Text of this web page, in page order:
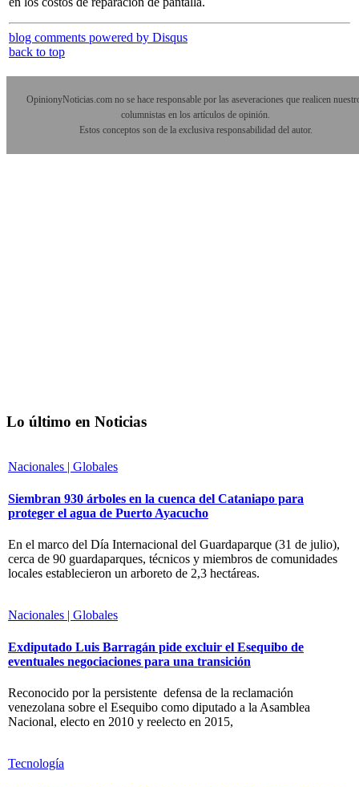
blog comments powered by Disqus
back to top
OpinionyNoticias.com no se hace responsable por las aseveraciones que realicen
columnistas en los artículos de opinión.
Estos conceptos son de la exclusiva responsabilidad del autor.
Lo último en Noticias
Nacionales | Globales
Siembran 930 árboles en la cuenca del Cataniapo para
proteger el agua de Puerto Ayacucho
En el marco del Día Internacional del Guardaparque (31 de julio),
cerca de 90 guardaparques, técnicos y miembros de comunidades
locales establecieron un arboreto de 2,3 hectáreas.
Nacionales | Globales
Exdiputado Luis Barragán pide excluir el Esequibo de
eventuales negociaciones para una transición
Reconocido por la persistente defensa de la reclamación
venezolana sobre el Esequibo como diputado a la Asamblea
Nacional, electo en 2010 y reelecto en 2015,
Tecnología